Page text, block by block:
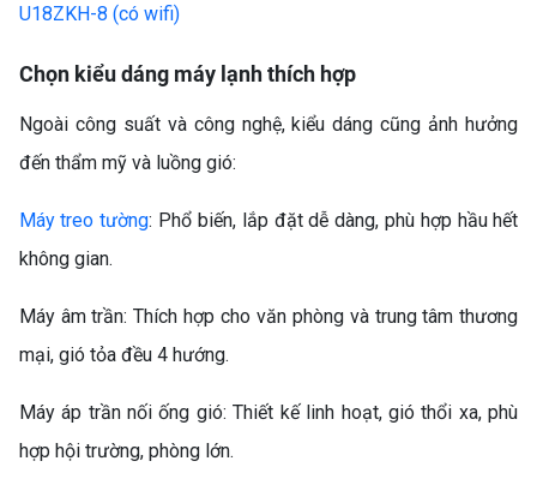
U18ZKH-8 (có wifi)
Chọn kiểu dáng máy lạnh thích hợp
Ngoài công suất và công nghệ, kiểu dáng cũng ảnh hưởng
đến thẩm mỹ và luồng gió:
Máy treo tường: Phổ biến, lắp đặt dễ dàng, phù hợp hầu hết
không gian.
Máy âm trần: Thích hợp cho văn phòng và trung tâm thương
mại, gió tỏa đều 4 hướng.
Máy áp trần nối ống gió: Thiết kế linh hoạt, gió thổi xa, phù
hợp hội trường, phòng lớn.